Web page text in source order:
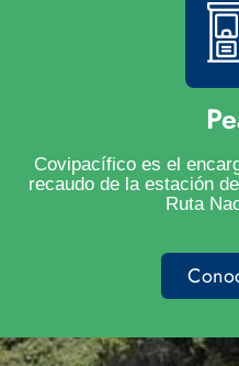
Covipacífico es el
recaudo de la estación
Ruta